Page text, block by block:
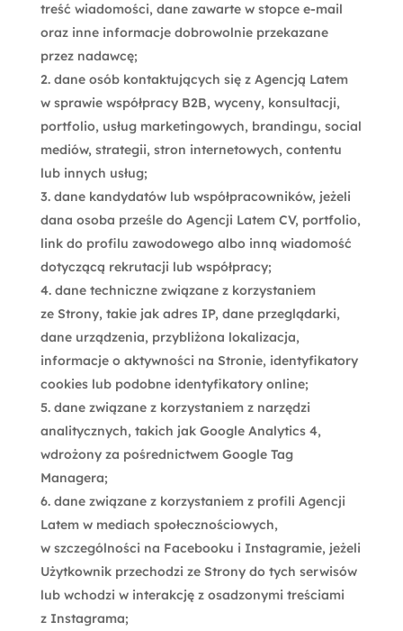
treść wiadomości, dane zawarte w stopce e-mail
oraz inne informacje dobrowolnie przekazane
przez nadawcę;
dane osób kontaktujących się z Agencją Latem
w sprawie współpracy B2B, wyceny, konsultacji,
portfolio, usług marketingowych, brandingu, social
mediów, strategii, stron internetowych, contentu
lub innych usług;
dane kandydatów lub współpracowników, jeżeli
dana osoba prześle do Agencji Latem CV, portfolio,
link do profilu zawodowego albo inną wiadomość
dotyczącą rekrutacji lub współpracy;
dane techniczne związane z korzystaniem
ze Strony, takie jak adres IP, dane przeglądarki,
dane urządzenia, przybliżona lokalizacja,
informacje o aktywności na Stronie, identyfikatory
cookies lub podobne identyfikatory online;
dane związane z korzystaniem z narzędzi
analitycznych, takich jak Google Analytics 4,
wdrożony za pośrednictwem Google Tag
Managera;
dane związane z korzystaniem z profili Agencji
Latem w mediach społecznościowych,
w szczególności na Facebooku i Instagramie, jeżeli
Użytkownik przechodzi ze Strony do tych serwisów
lub wchodzi w interakcję z osadzonymi treściami
z Instagrama;